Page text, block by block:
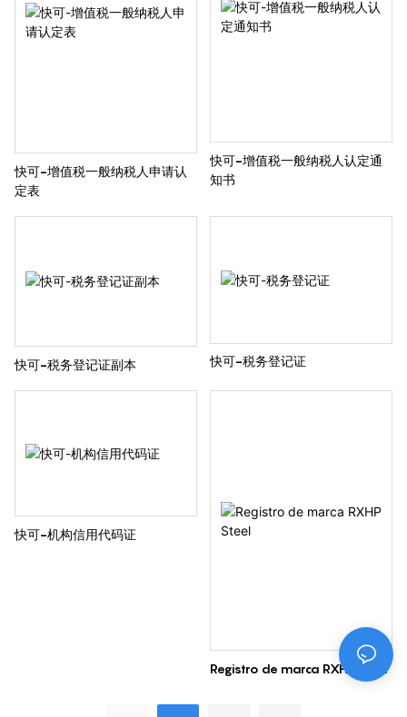
快可-增值税一般纳税人申请认
定表
快可-增值税一般纳税人认定通
知书
快可-税务登记证副本 快可-税务登记证
快可-机构信用代码证
Registro de marca RXHP Steel